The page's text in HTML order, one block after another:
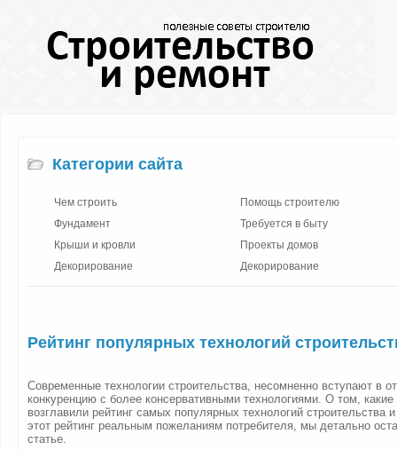
Категории сайта
Чем строить
Фундамент
Крыши и кровли
Декорирование
Помощь строителю
Требуется в быту
Проекты домов
Декорирование
Рейтинг популярных технологий
Современные технологии строительства, несомненно вступают в
конкуренцию с более консервативными технологиями. О том, какие
возглавили рейтинг самых популярных технологий строительства
этот рейтинг реальным пожеланиям потребителя, мы детально
статье.